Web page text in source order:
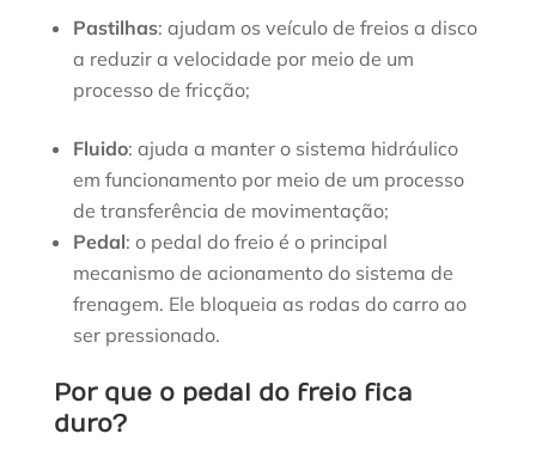
Pastilhas: ajudam os veículo de freios a disco
a reduzir a velocidade por meio de um
processo de fricção;
Fluido: ajuda a manter o sistema hidráulico
em funcionamento por meio de um processo
de transferência de movimentação;
Pedal: o pedal do freio é o principal
mecanismo de acionamento do sistema de
frenagem. Ele bloqueia as rodas do carro ao
ser pressionado.
Por que o pedal do freio fica
duro?